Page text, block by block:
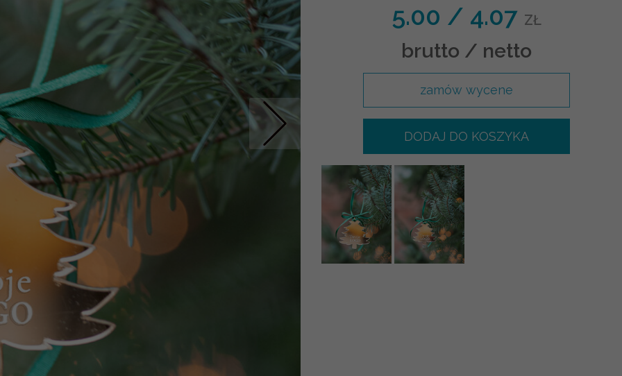
Nastepne
5.00 / 4.07 ZŁ
brutto / netto
zamów wycene
DODAJ DO KOSZYKA